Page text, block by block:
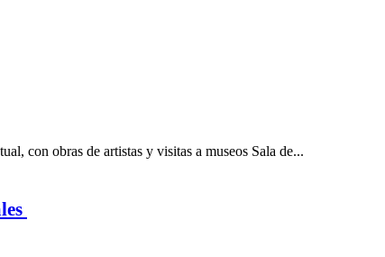
con obras de artistas y visitas a museos Sala de...